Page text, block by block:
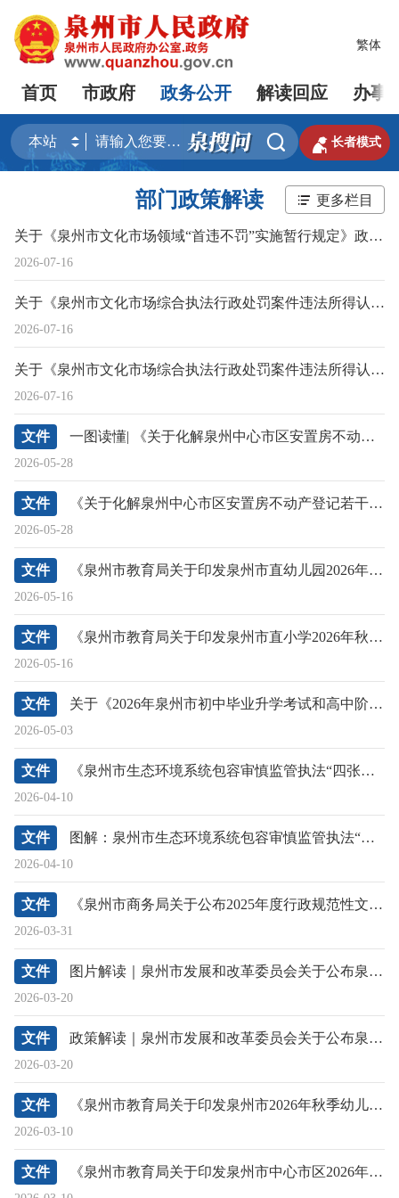
繁体
首页 市政府 政务公开 解读回应 办事
  长者模式
部门政策解读 更多栏目
2026-07-16
关于《泉州市文化市场领域“首违不罚”实施暂行规定》政策图片解读
2026-07-16
关于《泉州市文化市场综合执法行政处罚案件违法所得认定暂行规定》政策图片解读
2026-07-16
关于《泉州市文化市场综合执法行政处罚案件违法所得认定暂行规定》政策文字解读
文件
2026-05-28
一图读懂| 《关于化解泉州中心市区安置房不动产登记若干历史遗留问题的意见》
文件
2026-05-28
《关于化解泉州中心市区安置房不动产登记若干历史遗留问题的意见》政策解读
文件
2026-05-16
《泉州市教育局关于印发泉州市直幼儿园2026年秋季招生工作实施意见的通知》政策解读
文件
2026-05-16
《泉州市教育局关于印发泉州市直小学2026年秋季招生工作实施意见的通知》政策解读
文件
2026-05-03
关于《2026年泉州市初中毕业升学考试和高中阶段招生工作方案》的政策解读
文件
2026-04-10
《泉州市生态环境系统包容审慎监管执法“四张清单”》政策解读
文件
2026-04-10
图解：泉州市生态环境系统包容审慎监管执法“四张清单”
文件
2026-03-31
《泉州市商务局关于公布2025年度行政规范性文件清理结果的通告》政策解读
文件
2026-03-20
图片解读｜泉州市发展和改革委员会关于公布泉州市政务服务领域强制性中介服务事项基础清单（2025年版）的通知
文件
2026-03-20
政策解读｜泉州市发展和改革委员会关于公布泉州市政务服务领域强制性中介服务事项基础清单（2025年版）的通知
文件
2026-03-10
《泉州市教育局关于印发泉州市2026年秋季幼儿园招生工作意见的通知》解读
文件 《泉州市教育局关于印发泉州市中心市区2026年秋季小学招生入学工作意见的通知》解读